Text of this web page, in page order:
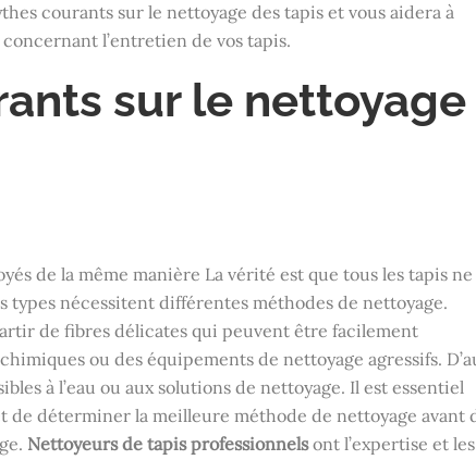
courants sur le nettoyage des tapis et vous aidera à
l’entretien de vos tapis.
sur le nettoyage
de la même manière La vérité est que tous les tapis
types nécessitent différentes méthodes de nettoyage.
de fibres délicates qui peuvent être facilement
ou des équipements de nettoyage agressifs.
à l’eau ou aux solutions de nettoyage. Il est essentiel
de déterminer la meilleure méthode de nettoyage avant
Nettoyeurs de tapis professionnelsont l’expertise et les